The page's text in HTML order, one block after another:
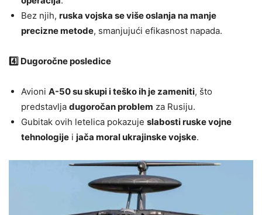
Bez njih, ruska vojska se više oslanja na manje
precizne metode, smanjujući efikasnost napada.
4️⃣ Dugoročne posledice
Avioni A-50 su skupi i teško ih je zameniti, što
predstavlja dugoročan problem za Rusiju.
Gubitak ovih letelica pokazuje slabosti ruske vojne
tehnologije i jača moral ukrajinske vojske.